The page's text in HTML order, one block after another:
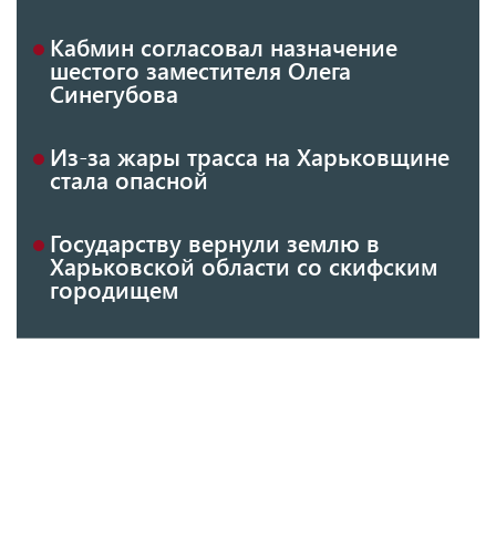
Кабмин согласовал назначение
шестого заместителя Олега
Синегубова
Из-за жары трасса на Харьковщине
стала опасной
Государству вернули землю в
Харьковской области со скифским
городищем